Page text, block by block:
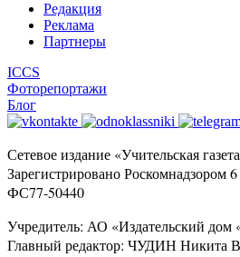
Редакция
Реклама
Партнеры
ICCS
Фоторепортажи
Блог
Сетевое издание «Учительская
Зарегистрировано Роскомнадзором
ФС77-50440
Учредитель: АО «Издательский дом
Главный редактор: ЧУДИН Никита